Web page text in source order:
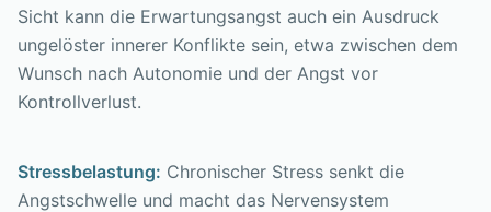
Sicht kann die Erwartungsangst auch ein Ausdruck
ungelöster innerer Konflikte sein, etwa zwischen dem
Wunsch nach Autonomie und der Angst vor
Kontrollverlust.
Stressbelastung: Chronischer Stress senkt die
Angstschwelle und macht das Nervensystem